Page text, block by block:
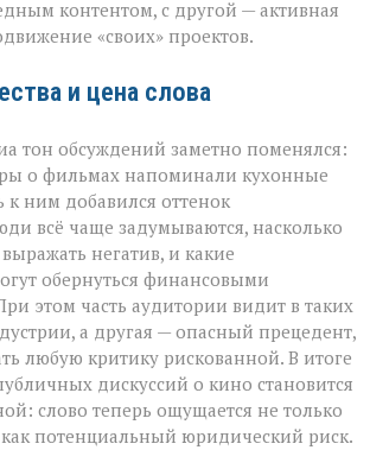
контентом, с другой — активная
«своих» проектов.
и цена слова
тон обсуждений заметно поменялся:
о фильмах напоминали кухонные
к ним добавился оттенок
всё чаще задумываются, насколько
негатив, и какие
обернуться финансовыми
этом часть аудитории видит в таких
а другая — опасный прецедент,
любую критику рискованной. В итоге
дискуссий о кино становится
слово теперь ощущается не только
потенциальный юридический риск.